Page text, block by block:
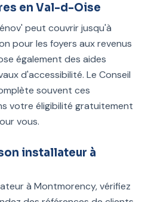
en Val-d-Oise
peut couvrir jusqu'à
pour les foyers aux revenus
également des aides
d'accessibilité. Le Conseil
souvent ces
votre éligibilité gratuitement
vous.
installateur à
à Montmorency, vérifiez